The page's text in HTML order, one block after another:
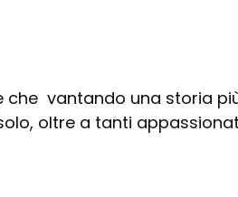
che vantando una storia
oltre a tanti